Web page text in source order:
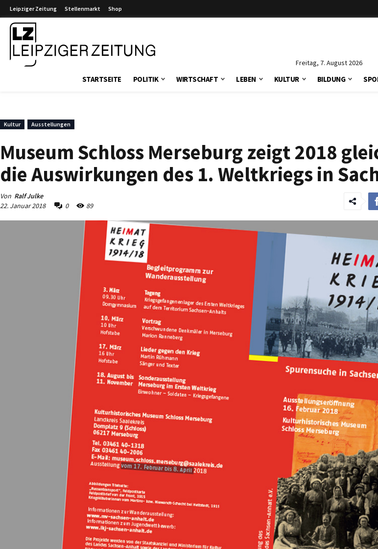
Leipziger Zeitung Stellenmarkt Shop
Freitag, 7. August 2026
STARTSEITE POLITIK WIRTSCHAFT LEBEN KULTUR BILDUNG
Kultur Ausstellungen
Museum Schloss Merseburg zeigt 2018
die Auswirkungen des 1. Weltkriegs in
Von Ralf Julke
22. Januar 2018
0 89